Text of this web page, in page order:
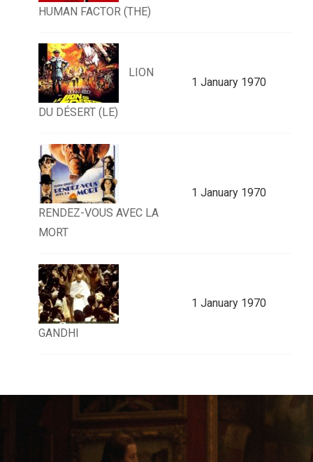
HUMAN FACTOR (THE)
LION
DU DÉSERT (LE)
1 January 1970
RENDEZ-VOUS AVEC LA
MORT
1 January 1970
GANDHI
1 January 1970